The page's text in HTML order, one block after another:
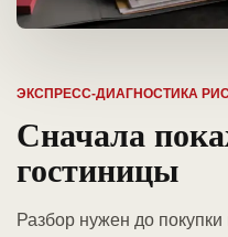
ЭКСПРЕСС-ДИАГНОСТИКА
Сначала
гостиницы
Разбор нужен до